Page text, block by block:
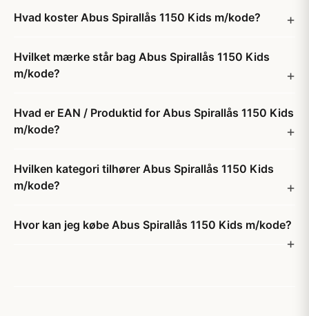
Hvad koster Abus Spirallås 1150 Kids m/kode?
Hvilket mærke står bag Abus Spirallås 1150 Kids
m/kode?
Hvad er EAN / Produktid for Abus Spirallås 1150 Kids
m/kode?
Hvilken kategori tilhører Abus Spirallås 1150 Kids
m/kode?
Hvor kan jeg købe Abus Spirallås 1150 Kids m/kode?